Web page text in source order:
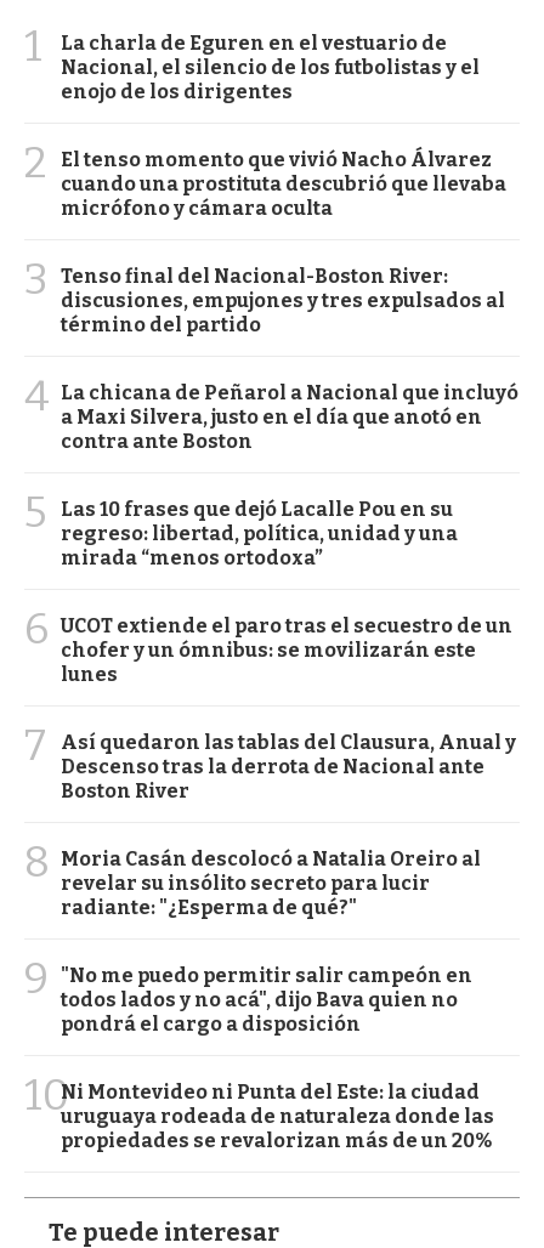
1
La charla de Eguren en el vestuario de
Nacional, el silencio de los futbolistas y el
enojo de los dirigentes
2
El tenso momento que vivió Nacho Álvarez
cuando una prostituta descubrió que llevaba
micrófono y cámara oculta
3
Tenso final del Nacional-Boston River:
discusiones, empujones y tres expulsados al
término del partido
4 La chicana de Peñarol a Nacional que incluyó
a Maxi Silvera, justo en el día que anotó en
contra ante Boston
5
Las 10 frases que dejó Lacalle Pou en su
regreso: libertad, política, unidad y una
mirada “menos ortodoxa”
6 UCOT extiende el paro tras el secuestro de un
chofer y un ómnibus: se movilizarán este
lunes
7
Así quedaron las tablas del Clausura, Anual y
Descenso tras la derrota de Nacional ante
Boston River
8
Moria Casán descolocó a Natalia Oreiro al
revelar su insólito secreto para lucir
radiante: "¿Esperma de qué?"
9
"No me puedo permitir salir campeón en
todos lados y no acá", dijo Bava quien no
pondrá el cargo a disposición
10Ni Montevideo ni Punta del Este: la ciudad
uruguaya rodeada de naturaleza donde las
propiedades se revalorizan más de un 20%
Te puede interesar